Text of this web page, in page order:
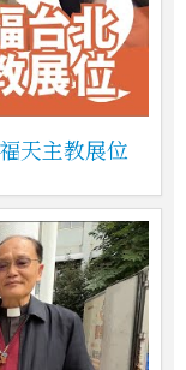
天主教展位